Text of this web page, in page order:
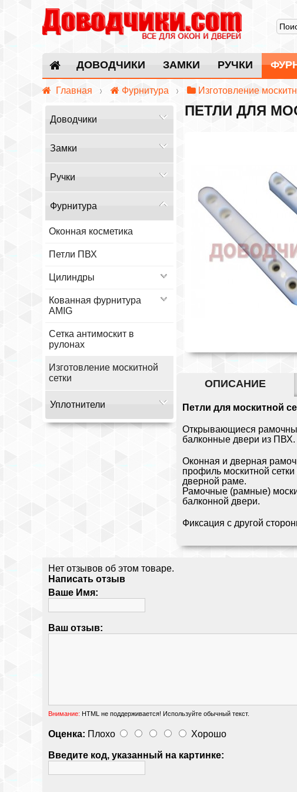
ДОВОДЧИКИ ЗАМКИ РУЧКИ
Главная Фурнитура Изготовление
Доводчики
Замки
Ручки
Фурнитура
Оконная косметика
Петли ПВХ
Цилиндры
Кованная фурнитура
AMIG
Сетка антимоскит в
рулонах
Изготовление москитной
сетки
Уплотнители
ПЕТЛИ ДЛЯ
ОПИСАНИЕ
Петли для москитной
Открывающиеся
балконные двери из ПВХ.
Оконная и дверная
профиль москитной
дверной раме.
Рамочные (рамные)
балконной двери.
Фиксация с другой
Нет отзывов об этом товаре.
Написать отзыв
Ваше Имя:
Ваш отзыв:
Внимание: HTML не поддерживается! Используйте обычный текст.
Оценка: Плохо Хорошо
Введите код, указанный на картинке: